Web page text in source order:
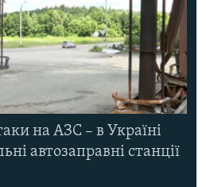
на АЗС – в Україні
автозаправні станції